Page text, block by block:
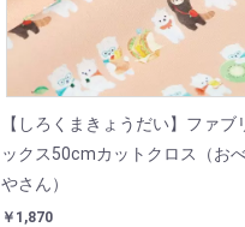
【しろくまきょうだい】ファブ
ックス50cmカットクロス（お
やさん）
￥1,870